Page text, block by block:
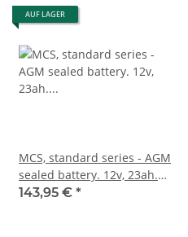
AUF LAGER
MCS, standard series - AGM
sealed battery. 12v, 23ah.
360cca inkl. 7,50 Euro
143,95 € *